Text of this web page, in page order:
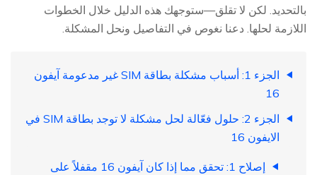
بالتحديد. لكن لا تقلق—ستوجهك هذه الدليل خلال الخطوات
اللازمة لحلها. دعنا نغوص في التفاصيل ونحل المشكلة.
الجزء 1: أسباب مشكلة بطاقة SIM غير مدعومة آيفون
16
الجزء 2: حلول فعّالة لحل مشكلة لا توجد بطاقة SIM في
الايفون 16
إصلاح 1: تحقق مما إذا كان آيفون 16 مقفلاً على